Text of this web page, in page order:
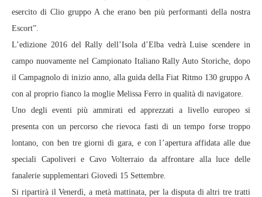
esercito di Clio gruppo A che erano ben più performanti della nostra
Escort”.
L’edizione 2016 del Rally dell’Isola d’Elba vedrà Luise scendere in
campo nuovamente nel Campionato Italiano Rally Auto Storiche, dopo
il Campagnolo di inizio anno, alla guida della Fiat Ritmo 130 gruppo A
con al proprio fianco la moglie Melissa Ferro in qualità di navigatore.
Uno degli eventi più ammirati ed apprezzati a livello europeo si
presenta con un percorso che rievoca fasti di un tempo forse troppo
lontano, con ben tre giorni di gara, e con l’apertura affidata alle due
speciali Capoliveri e Cavo Volterraio da affrontare alla luce delle
fanalerie supplementari Giovedì 15 Settembre.
Si ripartirà il Venerdì, a metà mattinata, per la disputa di altri tre tratti